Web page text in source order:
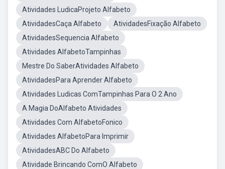
Atividades LudicaProjeto Alfabeto
AtividadesCaça Alfabeto
AtividadesFixação Alfabeto
AtividadesSequencia Alfabeto
Atividades AlfabetoTampinhas
Mestre Do SaberAtividades Alfabeto
AtividadesPara Aprender Alfabeto
Atividades Ludicas ComTampinhas Para O 2 Ano
A Magia DoAlfabeto Atividades
Atividades Com AlfabetoFonico
Atividades AlfabetoPara Imprimir
AtividadesABC Do Alfabeto
Atividade Brincando ComO Alfabeto